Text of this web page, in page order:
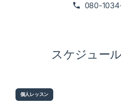
080-
スケジュー
個人レッスン